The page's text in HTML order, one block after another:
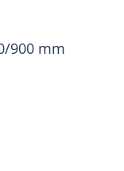
900 mm